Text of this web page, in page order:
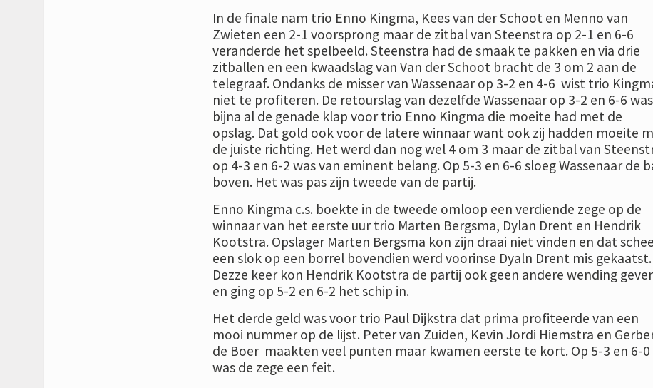
In de finale nam trio Enno Kingma, Kees van der Schoot en Menno van
Zwieten een 2-1 voorsprong maar de zitbal van Steenstra op 2-1 en 6-6
veranderde het spelbeeld. Steenstra had de smaak te pakken en via drie
zitballen en een kwaadslag van Van der Schoot bracht de 3 om 2 aan de
telegraaf. Ondanks de misser van Wassenaar op 3-2 en 4-6 wist trio
niet te profiteren. De retourslag van dezelfde Wassenaar op 3-2 en 6-6 was
bijna al de genade klap voor trio Enno Kingma die moeite had met de
opslag. Dat gold ook voor de latere winnaar want ook zij hadden moeite
de juiste richting. Het werd dan nog wel 4 om 3 maar de zitbal van
op 4-3 en 6-2 was van eminent belang. Op 5-3 en 6-6 sloeg Wassenaar de
boven. Het was pas zijn tweede van de partij.
Enno Kingma c.s. boekte in de tweede omloop een verdiende zege op de
winnaar van het eerste uur trio Marten Bergsma, Dylan Drent en Hendrik
Kootstra. Opslager Marten Bergsma kon zijn draai niet vinden en dat
een slok op een borrel bovendien werd voorinse Dyaln Drent mis gekaatst.
Dezze keer kon Hendrik Kootstra de partij ook geen andere wending
en ging op 5-2 en 6-2 het schip in.
Het derde geld was voor trio Paul Dijkstra dat prima profiteerde van een
mooi nummer op de lijst. Peter van Zuiden, Kevin Jordi Hiemstra en
de Boer maakten veel punten maar kwamen eerste te kort. Op 5-3 en 6-0
was de zege een feit.